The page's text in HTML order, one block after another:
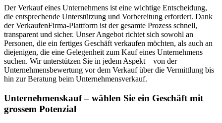
Der Verkauf eines Unternehmens ist eine wichtige Entscheidung,
die entsprechende Unterstützung und Vorbereitung erfordert. Dank
der VerkaufenFirma-Plattform ist der gesamte Prozess schnell,
transparent und sicher. Unser Angebot richtet sich sowohl an
Personen, die ein fertiges Geschäft verkaufen möchten, als auch an
diejenigen, die eine Gelegenheit zum Kauf eines Unternehmens
suchen. Wir unterstützen Sie in jedem Aspekt – von der
Unternehmensbewertung vor dem Verkauf über die Vermittlung bis
hin zur Beratung beim Unternehmensverkauf.
Unternehmenskauf – wählen Sie ein Geschäft mit
grossem Potenzial